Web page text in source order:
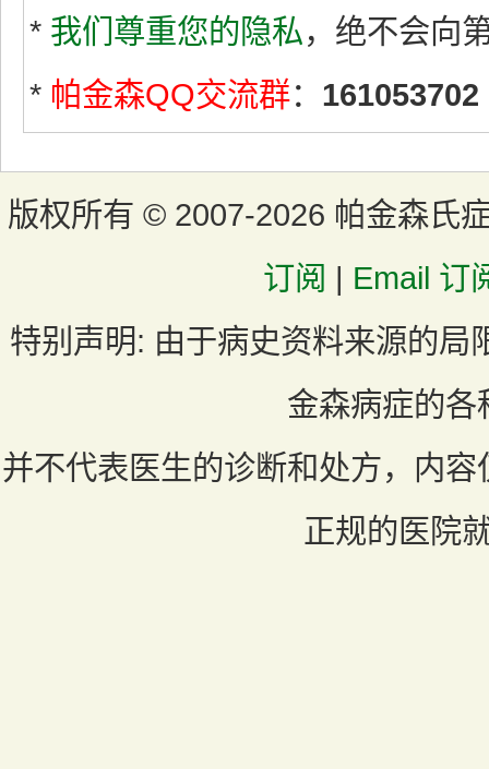
* 我们尊重您的隐私，绝不会向
* 帕金森QQ交流群： 161053702
版权所有 © 2007-2026 帕金森氏
订阅 | Email 订
特别声明: 由于病史资料来源的局
金森病症的各
并不代表医生的诊断和处方，内
正规的医院